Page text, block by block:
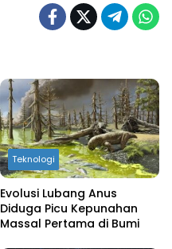
Teknologi
Evolusi Lubang Anus
Diduga Picu Kepunahan
Massal Pertama di Bumi